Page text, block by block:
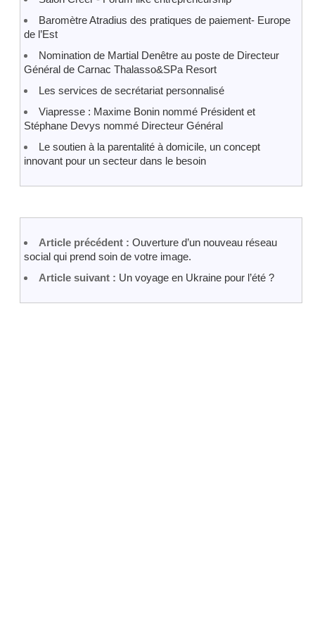
Baromètre Atradius des pratiques de paiement- Europe
de l’Est
Nomination de Martial Denêtre au poste de Directeur
Général de Carnac Thalasso&SPa Resort
Les services de secrétariat personnalisé
Viapresse : Maxime Bonin nommé Président et
Stéphane Devys nommé Directeur Général
Le soutien à la parentalité à domicile, un concept
innovant pour un secteur dans le besoin
Article précédent : Ouverture d’un nouveau réseau
social qui prend soin de votre image.
Article suivant : Un voyage en Ukraine pour l’été ?